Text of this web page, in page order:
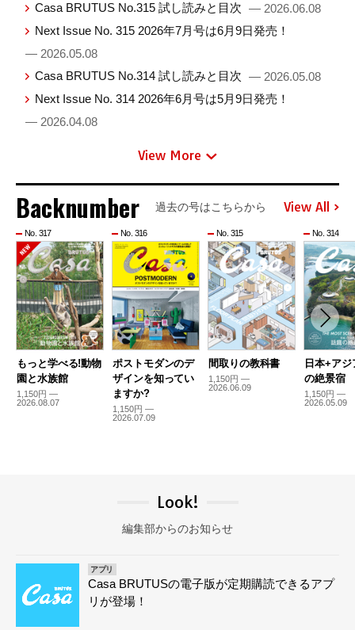
Casa BRUTUS No.315 試し読みと目次 — 2026.06.08
Next Issue No. 315 2026年7月号は6月9日発売！
— 2026.05.08
Casa BRUTUS No.314 試し読みと目次 — 2026.05.08
Next Issue No. 314 2026年6月号は5月9日発売！
— 2026.04.08
View More
Backnumber 過去の号はこちらから View All
No. 317
もっと学べる!動物
園と水族館
1,150円 —
2026.08.07
No. 316
ポストモダンのデ
ザインを知ってい
ますか?
1,150円 —
2026.07.09
No. 315
間取りの教科書
1,150円 —
2026.06.09
No. 314
日本+アジ
の絶景宿
1,150円 —
2026.05.09
Look!
編集部からのお知らせ
アプリ
Casa BRUTUSの電子版が定期購読できるアプ
リが登場！